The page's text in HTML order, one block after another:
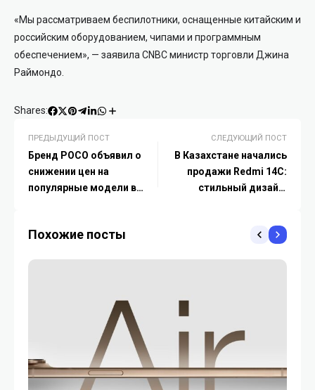
«Мы рассматриваем беспилотники, оснащенные китайским и
российским оборудованием, чипами и программным
обеспечением», — заявила CNBC министр торговли Джина
Раймондо.
Shares:
ПРЕДЫДУЩИЙ ПОСТ
Бренд POCO объявил о
снижении цен на
популярные модели в
СЛЕДУЮЩИЙ ПОСТ
В Казахстане начались
продажи Redmi 14C:
стильный дизайн,
производительность
Похожие посты